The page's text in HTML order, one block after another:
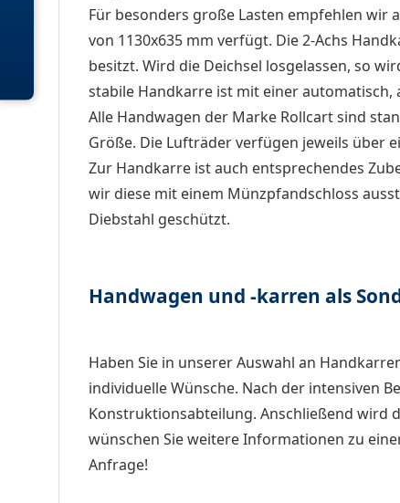
Für besonders große Lasten empfehlen wir
von 1130x635 mm verfügt. Die 2-Achs
besitzt. Wird die Deichsel losgelassen, so
stabile Handkarre ist mit einer
Alle Handwagen der Marke Rollcart sind
Größe. Die Lufträder verfügen jeweils über
Zur Handkarre ist auch entsprechendes
wir diese mit einem Münzpfandschloss
Diebstahl geschützt.
Handwagen und -karren als
Haben Sie in unserer Auswahl an
individuelle Wünsche. Nach der intensiven
Konstruktionsabteilung. Anschließend wird
wünschen Sie weitere Informationen zu
Anfrage!